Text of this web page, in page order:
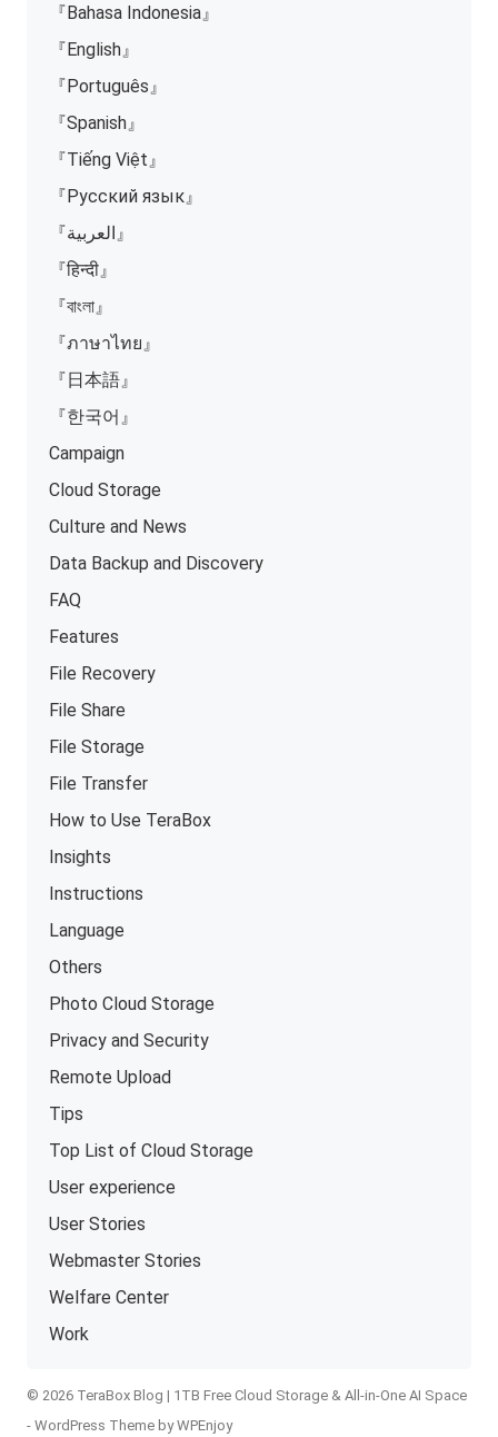
『Bahasa Indonesia』
『English』
『Português』
『Spanish』
『Tiếng Việt』
『Русский язык』
『العربية』
『हिन्दी』
『বাংলা』
『ภาษาไทย』
『日本語』
『한국어』
Campaign
Cloud Storage
Culture and News
Data Backup and Discovery
FAQ
Features
File Recovery
File Share
File Storage
File Transfer
How to Use TeraBox
Insights
Instructions
Language
Others
Photo Cloud Storage
Privacy and Security
Remote Upload
Tips
Top List of Cloud Storage
User experience
User Stories
Webmaster Stories
Welfare Center
Work
© 2026 TeraBox Blog | 1TB Free Cloud Storage & All-in-One AI Space
-WordPress Theme byWPEnjoy